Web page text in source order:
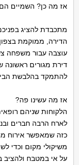
אז מה כן? השמיים
מתכבדת להציג
עוצבה עבור משפחה צעירה, זוג+
דירת מגורים ראשונה
להתמקד בהלבשת
אז מה עשינו פה?
הלקוחות שניהם
לארח הרבה חברים
כזה שמאפשר אירוח
משיקולי מקום וכדי
על אי במטבח ולהציב